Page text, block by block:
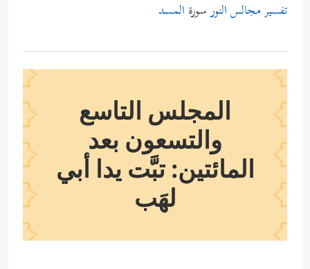
تفسير مجالس النورسورة المسد
المجلس التاسع
والتسعون بعد
المائتين: تبَّت يدا أبي
لهَب